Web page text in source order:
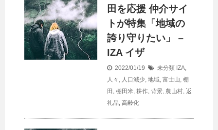
田を応援 仲介サイ
トが特集「地域の
誇り守りたい」 –
IZA イザ
2022/01/19 未分類 IZA,
人々 , 人口減少, 地域, 富士山, 棚
田 , 棚田米, 耕作, 背景, 農山村, 返
礼品, 高齢化